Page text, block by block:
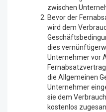
zwischen
Bevor der
wird dem
dies
Unternehmer vor
die Allgemeinen
Unternehmer
sie dem
kostenlos